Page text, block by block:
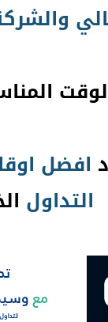
افضل
التداول